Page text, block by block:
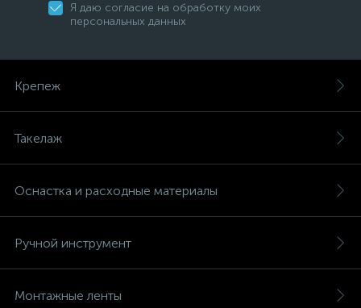
Я даю согласие на обработку моих
персональных данных
Крепеж
Такелаж
Оснастка и расходные материалы
Ручной инструмент
Монтажные ленты